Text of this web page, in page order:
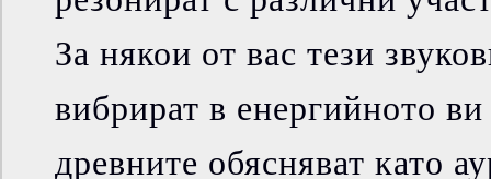
За някои от вас тези
вибрират в енергийното
древните обясняват като